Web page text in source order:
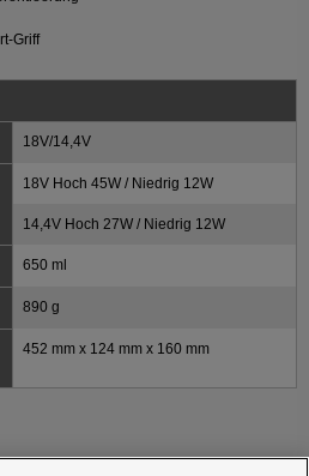
Griff
18V/14,4V
18V Hoch 45W / Niedrig 12W
14,4V Hoch 27W / Niedrig 12W
650 ml
890 g
452 mm x 124 mm x 160 mm